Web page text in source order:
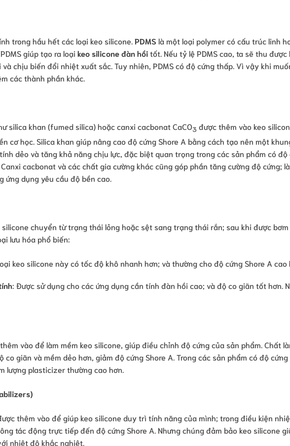
trong hầu hết các loại keo silicone.PDMS là một loại polymer có cấu trúc linh
giúp tạo ra loại keo silicone đàn hồitốt. Nếu tỷ lệ PDMS cao, ta sẽ thu được
và chịu biến đổi nhiệt xuất sắc. Tuy nhiên, PDMS có độ cứng thấp. Vì vậy khi
các thành phần khác.
silica khan (fumed silica) hoặc canxi cacbonat CaCO3 được thêm vào keo
cơ học. Silica khan giúp nâng cao độ cứng Shore A bằng cách tạo nên một
dẻo và tăng khả năng chịu lực, đặc biệt quan trọng trong các sản phẩm có độ
cacbonat và các chất gia cường khác cũng góp phần tăng cường độ cứng;
ứng dụng yêu cầu độ bền cao.
silicone chuyển từ trạng thái lỏng hoặc sệt sang trạng thái rắn; sau khi được bơm
lưu hóa phổ biến:
keo silicone này có tốc độ khô nhanh hơn; và thường cho độ cứng Shore A cao
: Được sử dụng cho các ứng dụng cần tính đàn hồi cao; và độ co giãn tốt hơn.
vào để làm mềm keo silicone, giúp điều chỉnh độ cứng của sản phẩm. Chất
co giãn và mềm dẻo hơn, giảm độ cứng Shore A. Trong các sản phẩm có độ
lượng plasticizer thường cao hơn.
thêm vào để giúp keo silicone duy trì tính năng của mình; trong điều kiện
tác động trực tiếp đến độ cứng Shore A. Nhưng chúng đảm bảo keo silicone
nhiệt độ khắc nghiệt.